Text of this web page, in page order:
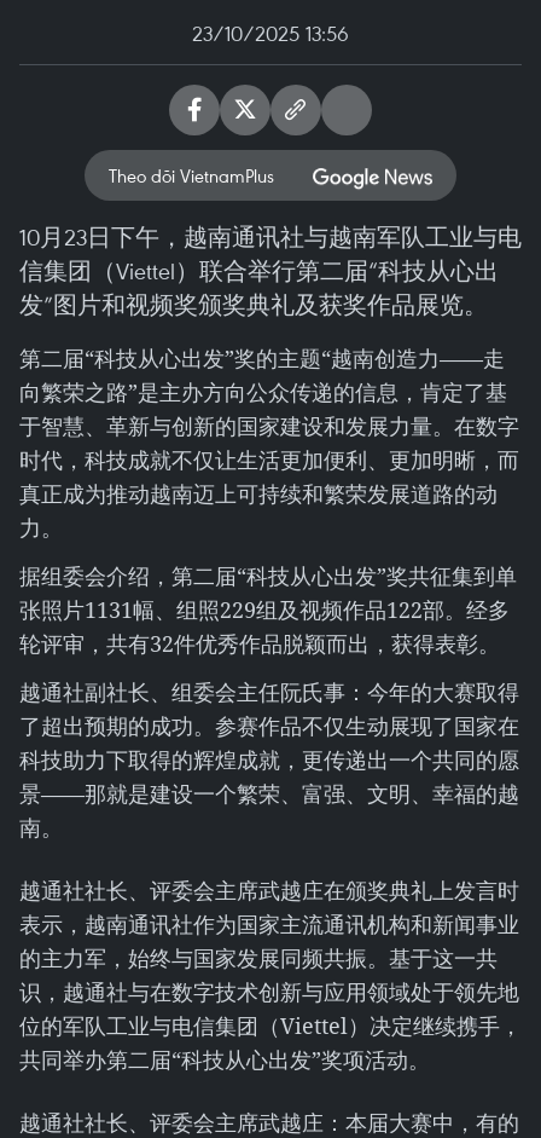
23/10/2025 13:56
Theo dõi VietnamPlus
10月23日下午，越南通讯社与越南军队工业与电
信集团（Viettel）联合举行第二届“科技从心出
发”图片和视频奖颁奖典礼及获奖作品展览。
第二届“科技从心出发”奖的主题“越南创造力——走
向繁荣之路”是主办方向公众传递的信息，肯定了基
于智慧、革新与创新的国家建设和发展力量。在数字
时代，科技成就不仅让生活更加便利、更加明晰，而
真正成为推动越南迈上可持续和繁荣发展道路的动
力。
据组委会介绍，第二届“科技从心出发”奖共征集到单
张照片1131幅、组照229组及视频作品122部。经多
轮评审，共有32件优秀作品脱颖而出，获得表彰。
越通社副社长、组委会主任阮氏事：今年的大赛取得
了超出预期的成功。参赛作品不仅生动展现了国家在
科技助力下取得的辉煌成就，更传递出一个共同的愿
景——那就是建设一个繁荣、富强、文明、幸福的越
南。
越通社社长、评委会主席武越庄在颁奖典礼上发言时
表示，越南通讯社作为国家主流通讯机构和新闻事业
的主力军，始终与国家发展同频共振。基于这一共
识，越通社与在数字技术创新与应用领域处于领先地
位的军队工业与电信集团（Viettel）决定继续携手，
共同举办第二届“科技从心出发”奖项活动。
越通社社长、评委会主席武越庄：本届大赛中，有的